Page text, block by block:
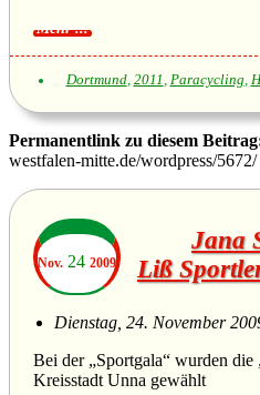
Dortmund, 2011 , Paracycling,
Permanentlink zu diesem
westfalen-mitte.de/wordpress/5672/
Nov. 24 2009
Jana
Liß
Dienstag, 24. November
Bei der „Sportgala“ wurden die
Kreisstadt Unna gewählt